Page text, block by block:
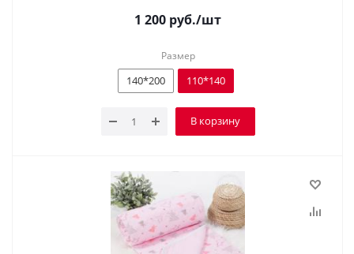
1 200 руб./шт
Размер
140*200 110*140
В корзину